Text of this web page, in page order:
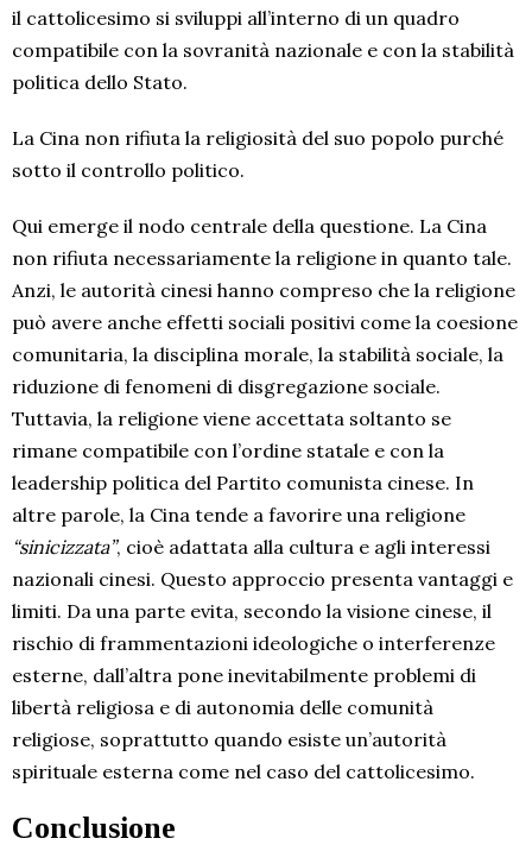
il cattolicesimo si sviluppi all’interno di un quadro
compatibile con la sovranità nazionale e con la stabilità
politica dello Stato.
La Cina non rifiuta la religiosità del suo popolo purché
sotto il controllo politico.
Qui emerge il nodo centrale della questione. La Cina
non rifiuta necessariamente la religione in quanto tale.
Anzi, le autorità cinesi hanno compreso che la religione
può avere anche effetti sociali positivi come la coesione
comunitaria, la disciplina morale, la stabilità sociale, la
riduzione di fenomeni di disgregazione sociale.
Tuttavia, la religione viene accettata soltanto se
rimane compatibile con l’ordine statale e con la
leadership politica del Partito comunista cinese. In
altre parole, la Cina tende a favorire una religione
“sinicizzata”, cioè adattata alla cultura e agli interessi
nazionali cinesi. Questo approccio presenta vantaggi e
limiti. Da una parte evita, secondo la visione cinese, il
rischio di frammentazioni ideologiche o interferenze
esterne, dall’altra pone inevitabilmente problemi di
libertà religiosa e di autonomia delle comunità
religiose, soprattutto quando esiste un’autorità
spirituale esterna come nel caso del cattolicesimo.
Conclusione